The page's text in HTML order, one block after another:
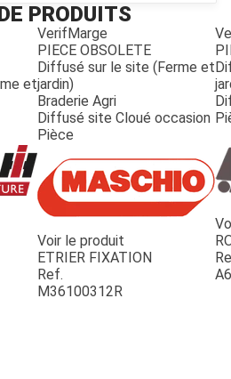
JOUET
VERTS
PRODUITS
et
VerifMarge
PIECE OBSOLETE
Diffusé sur le site (Ferme et
jardin)
Braderie Agri
Diffusé site Cloué occasion
Pièce
Voir le produit
ETRIER FIXATION
Ref.
M36100312R